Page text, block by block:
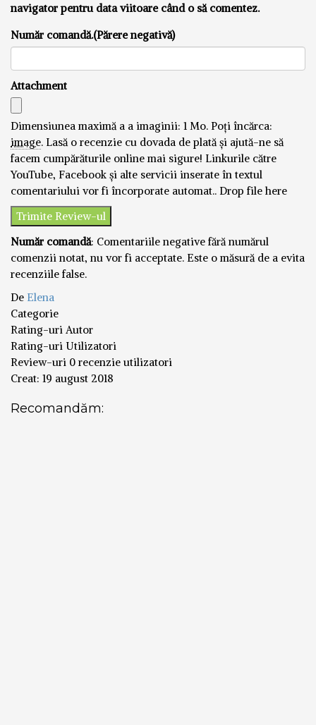
navigator pentru data viitoare când o să comentez.
Număr comandă.(Părere negativă)
Attachment
Dimensiunea maximă a a imaginii: 1 Mo. Poți încărca:
image. Lasă o recenzie cu dovada de plată și ajută-ne să
facem cumpărăturile online mai sigure! Linkurile către
YouTube, Facebook și alte servicii inserate în textul
comentariului vor fi încorporate automat.. Drop file here
Număr comandă: Comentariile negative fără numărul
comenzii notat, nu vor fi acceptate. Este o măsură de a evita
recenziile false.
De Elena
Categorie
Rating-uri Autor
Rating-uri Utilizatori
Review-uri 0 recenzie utilizatori
Creat: 19 august 2018
Recomandăm: